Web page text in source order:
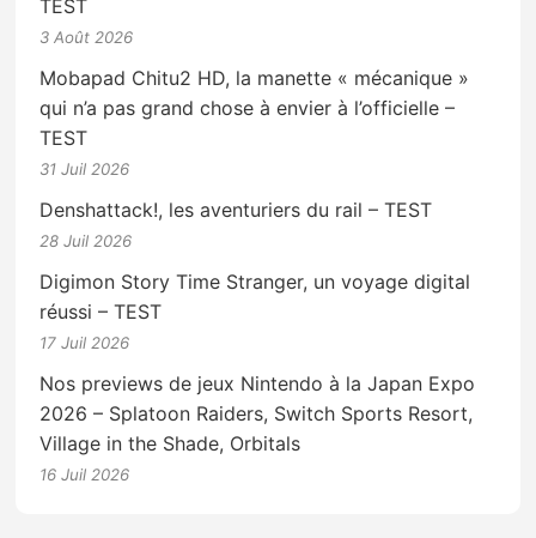
TEST
3 Août 2026
Mobapad Chitu2 HD, la manette « mécanique »
qui n’a pas grand chose à envier à l’officielle –
TEST
31 Juil 2026
Denshattack!, les aventuriers du rail – TEST
28 Juil 2026
Digimon Story Time Stranger, un voyage digital
réussi – TEST
17 Juil 2026
Nos previews de jeux Nintendo à la Japan Expo
2026 – Splatoon Raiders, Switch Sports Resort,
Village in the Shade, Orbitals
16 Juil 2026